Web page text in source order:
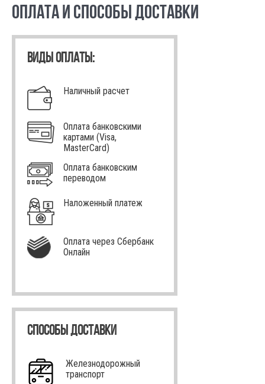
ОПЛАТА И СПОСОБЫ ДОСТАВКИ
ВИДЫ ОПЛАТЫ:
Наличный расчет
Оплата банковскими
картами (Visa,
MasterCard)
Оплата банковским
переводом
Наложенный платеж
Оплата через Сбербанк
Онлайн
СПОСОБЫ ДОСТАВКИ
Железнодорожный
транспорт